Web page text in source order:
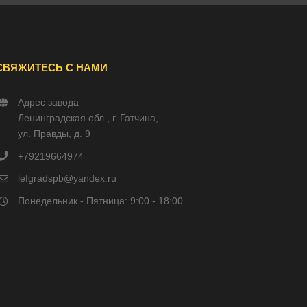
С НАМИ
Адрес завода
Ленинградская обл., г. Гатчина,
ул. Правды, д. 9
+79219664974
lefgradspb@yandex.ru
Понедельник - Пятница: 9:00 - 18:00